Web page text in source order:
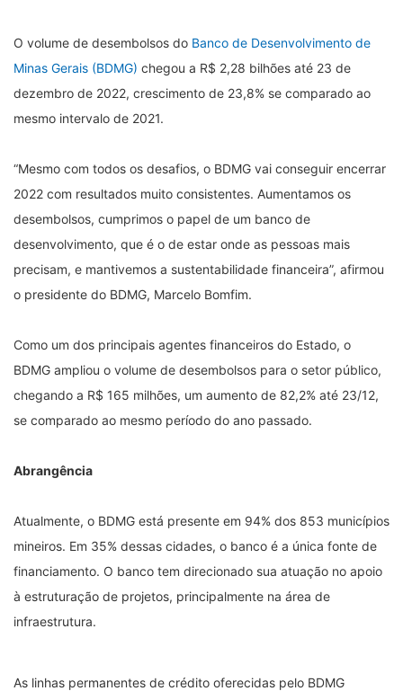
O volume de desembolsos do Banco de Desenvolvimento de
Minas Gerais (BDMG) chegou a R$ 2,28 bilhões até 23 de
dezembro de 2022, crescimento de 23,8% se comparado ao
mesmo intervalo de 2021.
“Mesmo com todos os desafios, o BDMG vai conseguir encerrar
2022 com resultados muito consistentes. Aumentamos os
desembolsos, cumprimos o papel de um banco de
desenvolvimento, que é o de estar onde as pessoas mais
precisam, e mantivemos a sustentabilidade financeira”, afirmou
o presidente do BDMG, Marcelo Bomfim.
Como um dos principais agentes financeiros do Estado, o
BDMG ampliou o volume de desembolsos para o setor público,
chegando a R$ 165 milhões, um aumento de 82,2% até 23/12,
se comparado ao mesmo período do ano passado.
Abrangência
Atualmente, o BDMG está presente em 94% dos 853 municípios
mineiros. Em 35% dessas cidades, o banco é a única fonte de
financiamento. O banco tem direcionado sua atuação no apoio
à estruturação de projetos, principalmente na área de
infraestrutura.
As linhas permanentes de crédito oferecidas pelo BDMG